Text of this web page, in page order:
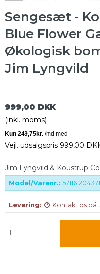
Sengesæt -
Blue Flower
Økologisk
Jim Lyngvild
999,00 DKK
(inkl. moms)
Vejl. udsalgspris 999,00
Jim Lyngvild & Koustrup Co
Model/Varenr.:
Levering: Kontakt os på